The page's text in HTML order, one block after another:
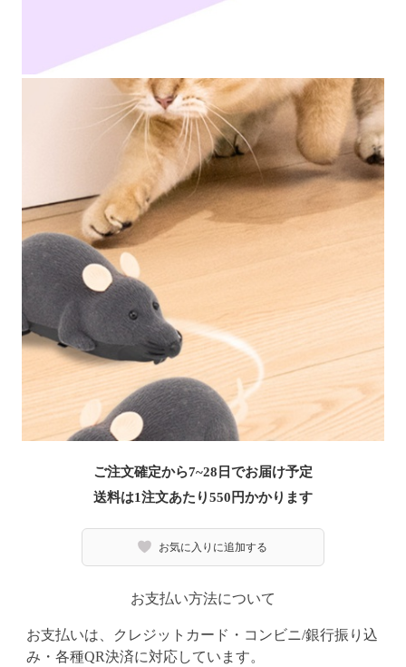
ご注文確定から7~28日でお届け予定
送料は1注文あたり550 円かかります
お気に入りに追加する
お支払い方法について
お支払いは、クレジットカード・コンビニ/銀行振り込
み・各種QR決済に対応しています。